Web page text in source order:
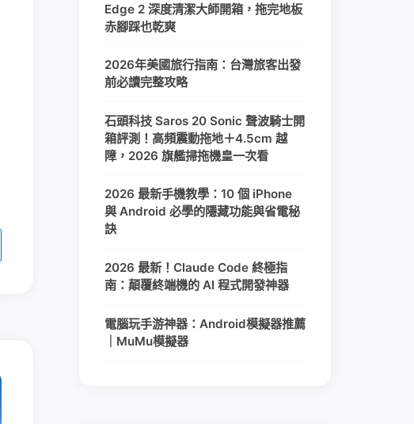
Edge 2 深度清潔大師開箱，拖完地板
赤腳踩也乾爽
2026年美國旅行指南：台灣旅客出發
前必讀完整攻略
石頭科技 Saros 20 Sonic 聲波騎士開
箱評測！高頻震動拖地＋4.5cm 越
障，2026 旗艦掃拖機皇一次看
2026 最新手機教學：10 個 iPhone
與 Android 必學的隱藏功能與省電秘
訣
2026 最新！Claude Code 終極指
南：顛覆終端機的 AI 程式開發神器
電腦玩手游神器：Android模擬器推薦
｜MuMu模擬器